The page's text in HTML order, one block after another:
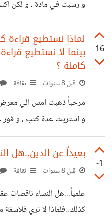
و رسبت في مادة ، و لكن
جدا ) و هذا ما جعلني في
اتغلب علي الحزن الناتج
القصص التي تحكي عن
واقعية و ممكنة ام انها
16
لماذا نستطيع
بينما لا نستطيع
كاملة ؟
قبل 8 سنوات ثقافة
مرحباً ذهبت امس الي معرض
و اشتريت عدة كتب ، و فور
هذا الكتاب في خلال ساعتين
او علي الاقل المغزي من
النفس )..بينما حينما
انني في الثانوية العامة )
-1
بعيداً عن الدين..هل
قبل 8 سنوات ثقافة
علمياً...هل النساء ناقصات
كذلك..فلماذا لا نري فلاسفة